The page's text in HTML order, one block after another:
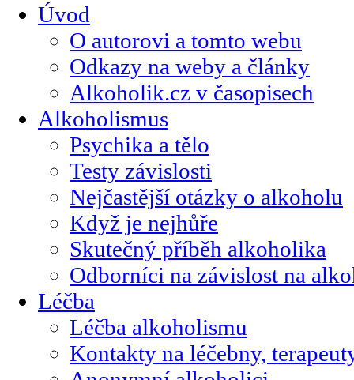
Úvod
O autorovi a tomto webu
Odkazy na weby a články
Alkoholik.cz v časopisech
Alkoholismus
Psychika a tělo
Testy závislosti
Nejčastější otázky o alkoholu
Když je nejhůře
Skutečný příběh alkoholika
Odborníci na závislost na
Léčba
Léčba alkoholismu
Kontakty na léčebny,